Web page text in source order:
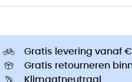
Gratis levering vanaf
Gratis retourneren
Klimaatneutraal